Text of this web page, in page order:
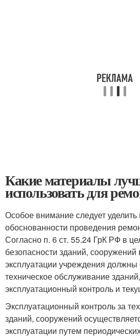
Какие материалы
использовать для
Особое внимание следует
обоснованности проведения
Согласно п. 6 ст. 55.24 ГрК РФ в
безопасности зданий, сооружений
эксплуатации учреждения должны
техническое обслуживание
эксплуатационный контроль и
Эксплуатационный контроль за
зданий, сооружений
эксплуатации путем